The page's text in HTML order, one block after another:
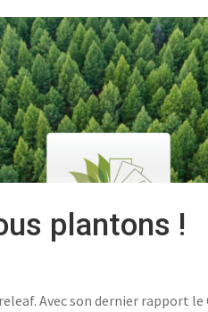
plantons !
Avec son dernier rapport le